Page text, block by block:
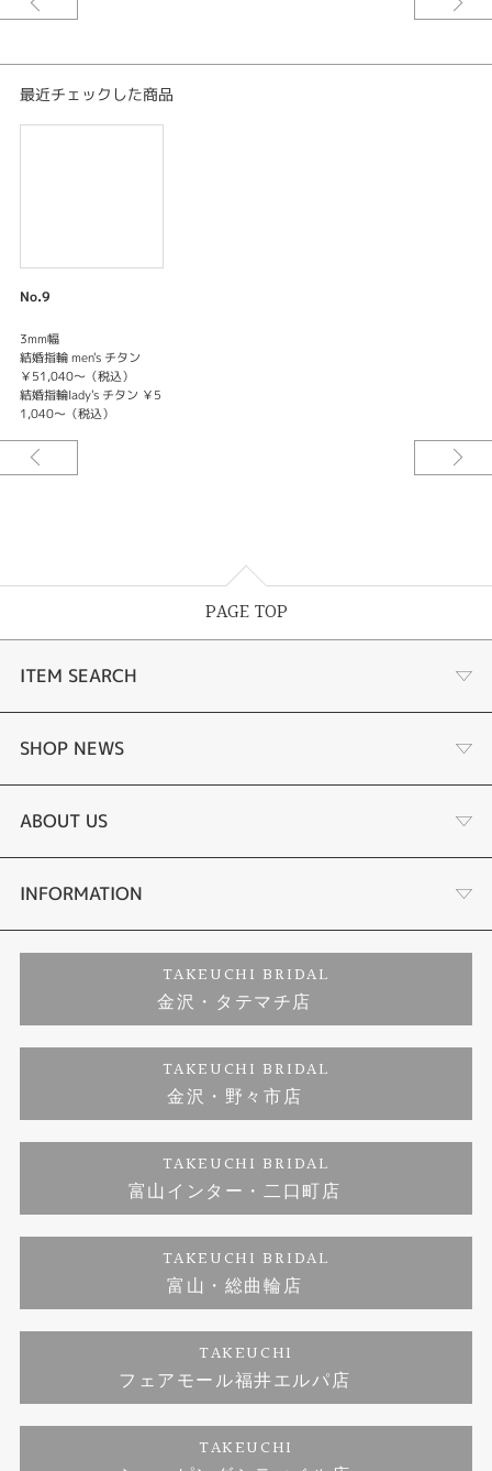
最近チェックした商品
No.9
3mm幅
結婚指輪 men's チタン
￥51,040～（税込）
結婚指輪lady's チタン ￥5
1,040～（税込）
PAGE TOP
ITEM SEARCH
婚約指輪
結婚指輪
セットリング
婚約ネックレス
ダイヤモンド
ジュエリーリフォーム
SHOP NEWS
選ばれる理由まとめ
お客様の声
プロポーズサポート
ブランドリスト
福井指輪工房｜手作りペアリング
福井指輪工房｜手作り結婚指輪 and 婚約指輪
福井工房｜手作り婚約指輪プロポーズプラン
ABOUT US
会社概要
お客様の声
INFORMATION
プライバシーポリシー
TAKEUCHI BRIDAL
金沢・タテマチ店
TAKEUCHI BRIDAL
金沢・野々市店
TAKEUCHI BRIDAL
富山インター・二口町店
TAKEUCHI BRIDAL
富山・総曲輪店
TAKEUCHI
フェアモール福井エルパ店
TAKEUCHI